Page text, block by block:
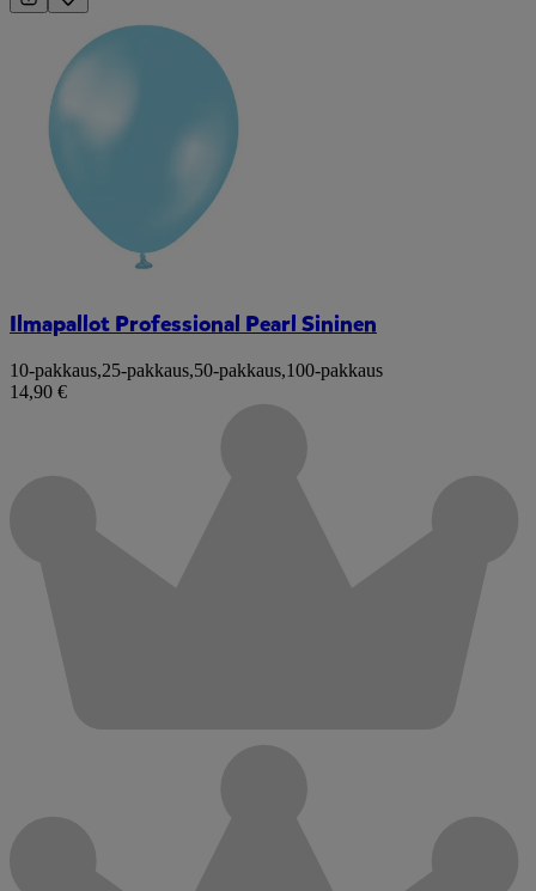
Ilmapallot Professional Pearl Sininen
10-pakkaus,25-pakkaus,50-pakkaus,100-pakkaus
14,90 €